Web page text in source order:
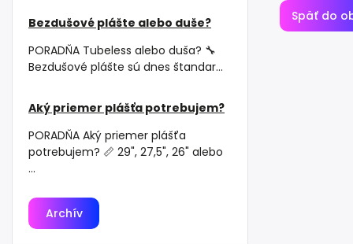
Bezdušové plášte alebo duše?
PORADŇA Tubeless alebo duša? 🔧
Bezdušové plášte sú dnes štandar...
Aký priemer plášťa potrebujem?
PORADŇA Aký priemer plášťa
potrebujem? 📏 29", 27,5", 26" alebo
...
Archív
Späť do